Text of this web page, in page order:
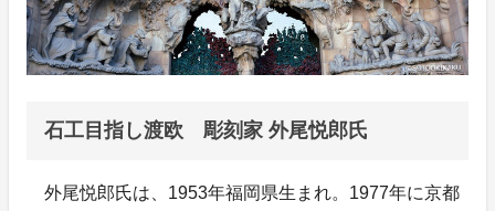
石工目指し渡欧 彫刻家 外尾悦郎氏
外尾悦郎氏は、1953年福岡県生まれ。1977年に京都